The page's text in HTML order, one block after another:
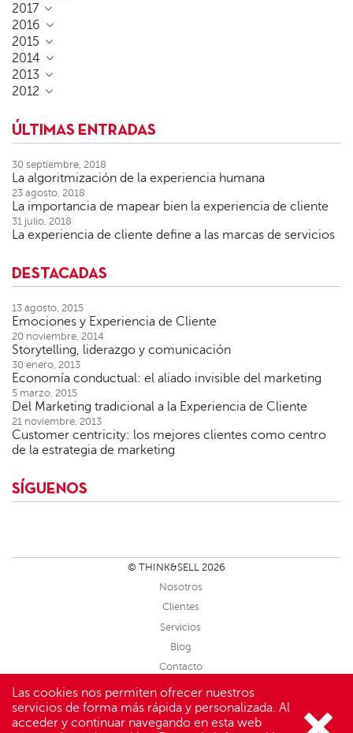
2017
2016
2015
2014
2013
2012
ÚLTIMAS ENTRADAS
30 septiembre, 2018
La algoritmización de la experiencia humana
23 agosto, 2018
La importancia de mapear bien la experiencia de cliente
31 julio, 2018
La experiencia de cliente define a las marcas de servicios
DESTACADAS
13 agosto, 2015
Emociones y Experiencia de Cliente
20 noviembre, 2014
Storytelling, liderazgo y comunicación
30 enero, 2013
Economía conductual: el aliado invisible del marketing
5 marzo, 2015
Del Marketing tradicional a la Experiencia de Cliente
21 noviembre, 2013
Customer centricity: los mejores clientes como centro
de la estrategia de marketing
SÍGUENOS
© THINK&SELL 2026
Nosotros
Clientes
Servicios
Blog
Contacto
Sitemap
Aviso Legal
Las cookies nos permiten ofrecer nuestros
servicios de forma más rápida y personalizada. Al
acceder y continuar navegando en esta web